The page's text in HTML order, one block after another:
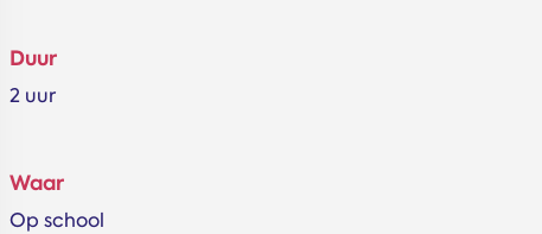
Duur
2 uur
Waar
Op school